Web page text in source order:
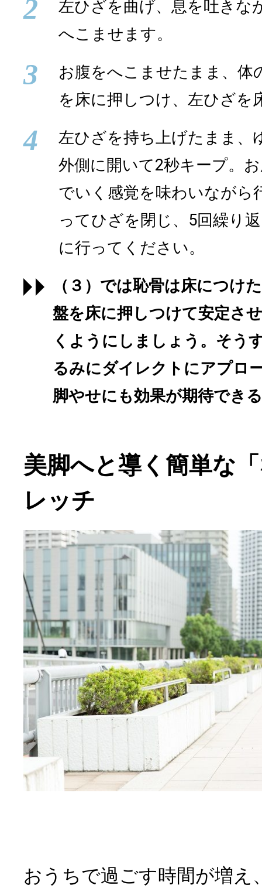
2
左ひざを曲げ、息を吐きな
へこませます。
3
お腹をへこませたまま、体
を床に押しつけ、左ひざを
4
左ひざを持ち上げたまま、
外側に開いて2秒キープ。
でいく感覚を味わいながら
ってひざを閉じ、5回繰り
に行ってください。
（３）では恥骨は床につけ
盤を床に押しつけて安定さ
くようにしましょう。そう
るみにダイレクトにアプロ
脚やせにも効果が期待でき
美脚へと導く簡単な
レッチ
おうちで過ごす時間が増え